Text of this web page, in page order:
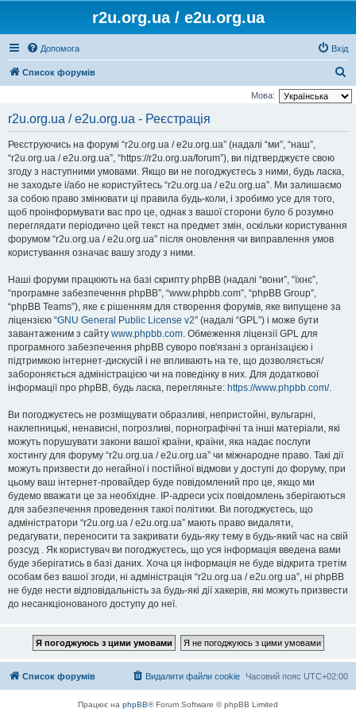
r2u.org.ua / e2u.org.ua
Допомога Вхід
Список форумів
о
Мова:
r2u.org.ua / e2u.org.ua - Реєстрація
Реєструючись на форумі “r2u.org.ua / e2u.org.ua” (надалі “ми”, “наш”,
“r2u.org.ua / e2u.org.ua”, “https://r2u.org.ua/forum”), ви підтверджуєте свою
згоду з наступними умовами. Якщо ви не погоджуєтесь з ними, будь ласка,
не заходьте і/або не користуйтесь “r2u.org.ua / e2u.org.ua”. Ми залишаємо
за собою право змінювати ці правила будь-коли, і зробимо усе для того,
щоб проінформувати вас про це, однак з вашої сторони було б розумно
переглядати періодично цей текст на предмет змін, оскільки користування
форумом “r2u.org.ua / e2u.org.ua” після оновлення чи виправлення умов
користування означає вашу згоду з ними.
Наші форуми працюють на базі скрипту phpBB (надалі “вони”, “їхнє”,
“програмне забезпечення phpBB”, “www.phpbb.com”, “phpBB Group”,
“phpBB Teams”), яке є рішенням для створення форумів, яке випущене за
ліцензією “GNU General Public License v2” (надалі “GPL”) і може бути
завантаженим з сайту www.phpbb.com. Обмеження ліцензії GPL для
програмного забезпечення phpBB суворо пов'язані з організацією і
підтримкою інтернет-дискусій і не впливають на те, що дозволяється/
забороняється адміністрацією чи на поведінку в них. Для додаткової
інформації про phpBB, будь ласка, перегляньте: https://www.phpbb.com/.
Ви погоджуєтесь не розміщувати образливі, непристойні, вульгарні,
наклепницькі, ненависні, погрозливі, порнографічні та інші матеріали, які
можуть порушувати закони вашої країни, країни, яка надає послуги
хостингу для форуму “r2u.org.ua / e2u.org.ua” чи міжнародне право. Такі дії
можуть призвести до негайної і постійної відмови у доступі до форуму, при
цьому ваш інтернет-провайдер буде повідомлений про це, якщо ми
будемо вважати це за необхідне. IP-адреси усіх повідомлень зберігаються
для забезпечення проведення такої політики. Ви погоджуєтесь, що
адміністратори “r2u.org.ua / e2u.org.ua” мають право видаляти,
редагувати, переносити та закривати будь-яку тему в будь-який час на свій
розсуд . Як користувач ви погоджуєтесь, що уся інформація введена вами
буде зберігатись в базі даних. Хоча ця інформація не буде відкрита третім
особам без вашої згоди, ні адміністрація “r2u.org.ua / e2u.org.ua”, ні phpBB
не буде нести відповідальність за будь-які дії хакерів, які можуть призвести
до несанкціонованого доступу до неї.
Список форумів Часовий пояс UTC+02:00
Видалити файли cookie
Працює на phpBB® Forum Software © phpBB Limited